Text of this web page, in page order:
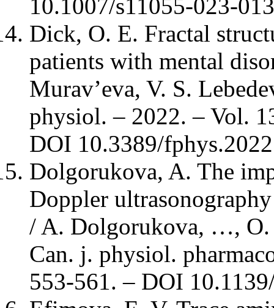
10.1007/s11055-023-
Dick, O. E. Fractal
patients with mental
Murav’eva, V. S.
physiol. – 2022. – Vol.
DOI 10.3389/
Dolgorukova, A. The
Doppler
/ A. Dolgorukova, …, O.
Can. j. physiol.
553-561. – DOI